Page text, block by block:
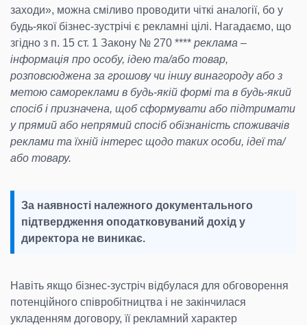
заходи», можна сміливо проводити чіткі аналогії, бо у
будь-якої бізнес-зустрічі є рекламні цілі. Нагадаємо, що
згідно з п. 15 ст. 1 Закону № 270 **** реклама –
інформація про особу, ідею та/або товар,
розповсюджена за грошову чи іншу винагородуабо з
метою самореклами в будь-якій формі та в будь-який
спосібі призначена, щоб сформувати або підтримати
у прямий або непрямий спосіб обізнаність споживачів
реклами та їхній інтерес щодо таких особи, ідеї та/
або товару.
За наявності належного документального
підтвердження оподатковуваний дохід у
директора не виникає.
Навіть якщо бізнес-зустріч відбулася для обговорення
потенційного співробітництва і не закінчилася
укладенням договору, її рекламний характер